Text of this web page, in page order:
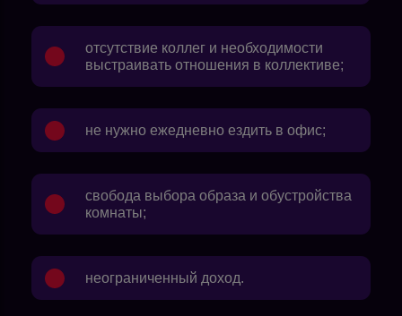
отсутствие коллег и необходимости
выстраивать отношения в коллективе;
не нужно ежедневно ездить в офис;
свобода выбора образа и обустройства
комнаты;
неограниченный доход.